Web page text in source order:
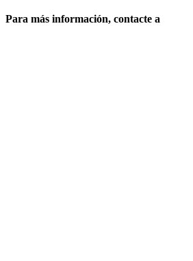
Para más información, contacte a